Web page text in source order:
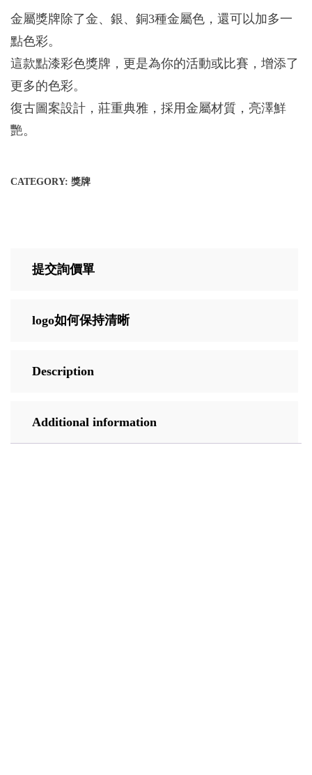
金屬獎牌除了金、銀、銅3種金屬色，還可以加多一
點色彩。
這款點漆彩色獎牌，更是為你的活動或比賽，增添了
更多的色彩。
復古圖案設計，莊重典雅，採用金屬材質，亮澤鮮
艷。
CATEGORY: 獎牌
提交詢價單
logo如何保持清晰
Description
Additional information